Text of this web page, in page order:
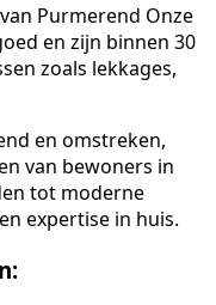
Purmerend Onze
en zijn binnen 30
zoals lekkages,
en omstreken,
van bewoners in
tot moderne
expertise in huis.